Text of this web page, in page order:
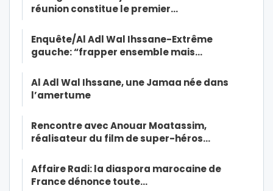
réunion constitue le premier…
Enquête/Al Adl Wal Ihssane-Extrême
gauche: “frapper ensemble mais…
Al Adl Wal Ihssane, une Jamaa née dans
l’amertume
Rencontre avec Anouar Moatassim,
réalisateur du film de super-héros…
Affaire Radi: la diaspora marocaine de
France dénonce toute…